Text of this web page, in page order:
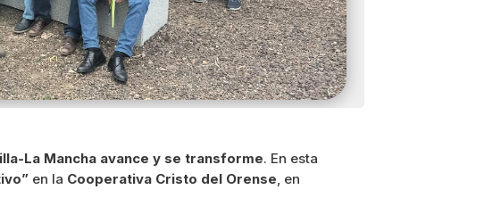
La Mancha avance y se transforme. En esta
en la Cooperativa Cristo del Orense, en